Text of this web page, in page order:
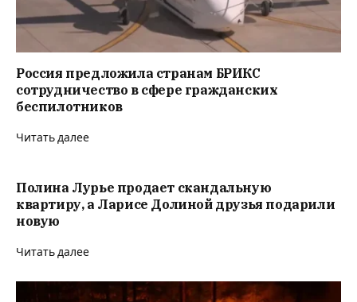
Россия предложила странам БРИКС
сотрудничество в сфере гражданских
беспилотников
Читать далее
Полина Лурье продает скандальную
квартиру, а Ларисе Долиной друзья подарили
новую
Читать далее